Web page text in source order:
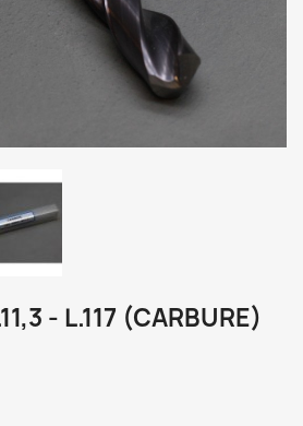
- L.117 (CARBURE)